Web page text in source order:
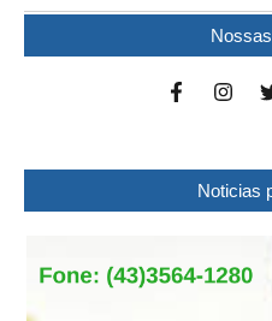
Noticias